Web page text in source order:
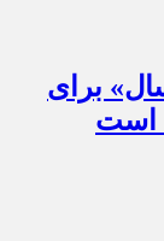
برای
است